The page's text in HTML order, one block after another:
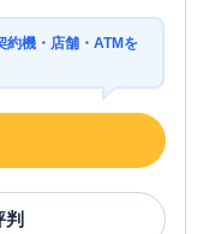
約機・店舗・ATMを